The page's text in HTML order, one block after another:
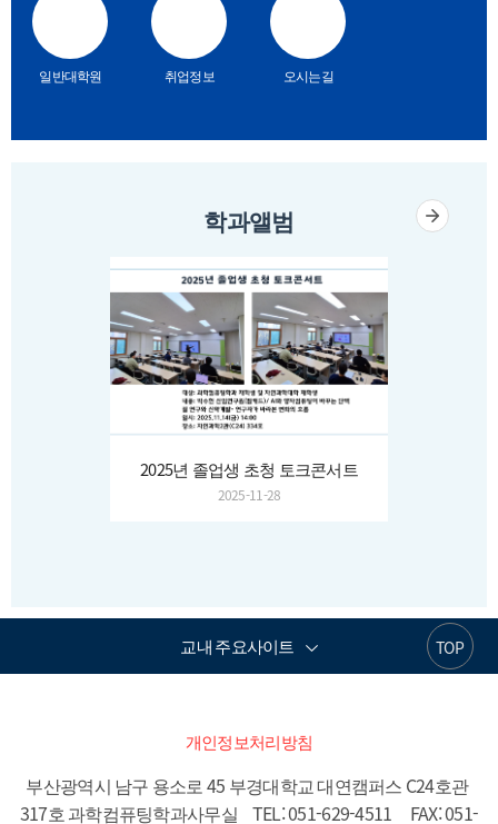
일반대학원 취업정보 오시는길
학과앨범
2025년 졸업생 초청 토크콘서트
2025-11-28
TOP
교내 주요사이트
개인정보처리방침
부산광역시 남구 용소로 45 부경대학교 대연캠퍼스 C24호관
317호 과학컴퓨팅학과사무실    TEL: 051-629-4511     FAX: 051-